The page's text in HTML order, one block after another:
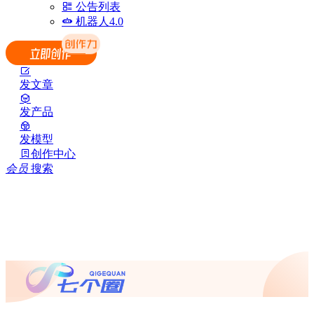
公告列表
机器人4.0
发文章
发产品
发模型
创作中心
会员 搜索